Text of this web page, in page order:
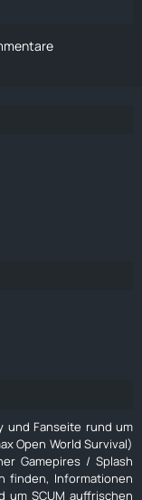
und Fanseite rund um
Open World Survival)
Gamepires / Splash
finden, Informationen
um SCUM auffrischen